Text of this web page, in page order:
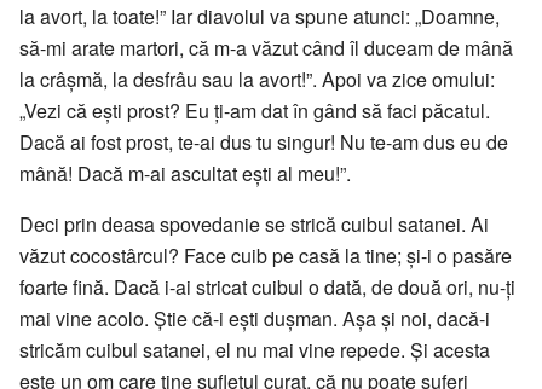
la avort, la toate!” Iar diavolul va spune atunci: „Doamne,
să-mi arate martori, că m-a văzut când îl duceam de mână
la crâșmă, la desfrâu sau la avort!”. Apoi va zice omului:
„Vezi că ești prost? Eu ți-am dat în gând să faci păcatul.
Dacă ai fost prost, te-ai dus tu singur! Nu te-am dus eu de
mână! Dacă m-ai ascultat ești al meu!”.
Deci prin deasa spovedanie se strică cuibul satanei. Ai
văzut cocostârcul? Face cuib pe casă la tine; și-i o pasăre
foarte fină. Dacă i-ai stricat cuibul o dată, de două ori, nu-ți
mai vine acolo. Știe că-i ești dușman. Așa și noi, dacă-i
stricăm cuibul satanei, el nu mai vine repede. Și acesta
este un om care ține sufletul curat, că nu poate suferi